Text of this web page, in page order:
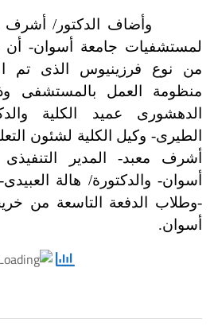
وأضاف الدكتور/ أشرف
لمستشفيات جامعة أسوان- أن
من نوع فرزينيوس الذى تم
منظومة العمل بالمستشفى
الدهشورى عميد الكلية
الطيرى- وكيل الكلية لشئون
أشرف معبد- المدير
أسوان- والدكتورة/ هالة
-وطلاب الدفعة التاسعة من
أسوان.